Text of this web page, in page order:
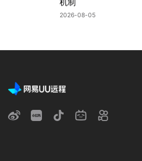
机制
2026-08-05